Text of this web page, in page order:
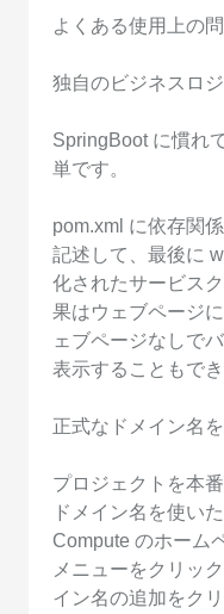
よくある使用上の
独自のビジネスロ
SpringBoot に慣れ
単です。
pom.xml に依存関
記述して、最後に
化されたサービス
果はウェブページ
ェブページなしで
表示することもでき
正式なドメイン名
プロジェクトを本
ドメイン名を使い
Compute のホーム
メニューをクリッ
イン名の追加をク